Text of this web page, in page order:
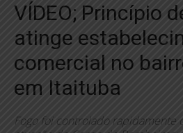
VÍDEO; Princípio
atinge
comercial no
em Itaituba
Fogo foi controlado rapidamente